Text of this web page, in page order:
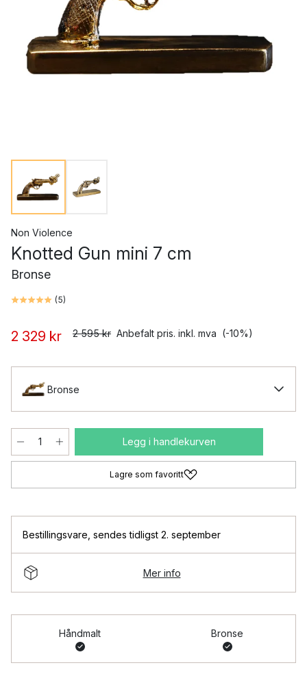
Non Violence
Knotted Gun mini 7 cm
Bronse
(5)
2 329 kr 2 595 kr Anbefalt pris. inkl. mva (-10%)
Bronse
Legg i handlekurven
Lagre som favoritt
Bestillingsvare sendes tidligst 2. september
Mer info
Håndmalt Bronse